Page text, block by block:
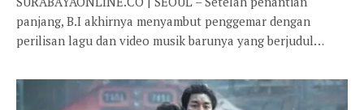
panjang, B.I akhirnya menyambut penggemar dengan
perilisan lagu dan video musik barunya yang berjudul…